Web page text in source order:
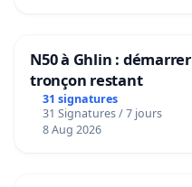
N50 à Ghlin :
tronçon restant
31 signatures
31 Signatures / 7 jours
8 Aug 2026